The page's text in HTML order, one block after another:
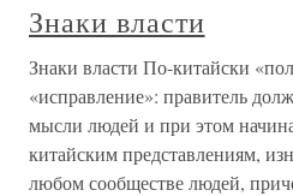
Знаки власти
Знаки власти По-китайски
«исправление»: правитель
мысли людей и при этом
китайским представлениям,
любом сообществе людей,